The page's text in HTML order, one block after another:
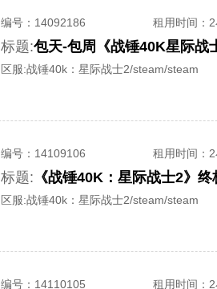
编号： 14092186 租用时间 ：
标题:包天-包周《战锤40K星际战
区服:战锤40k：星际战士2/steam/steam
编号： 14109106 租用时间 ：
标题: 《战锤40K：星际战士2》
区服:战锤40k：星际战士2/steam/steam
编号： 14110105 租用时间 ：